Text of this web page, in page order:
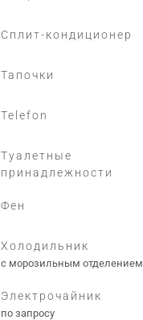
Сплит-кондиционер
Тапочки
Telefon
Туалетные
принадлежности
Фен
Холодильник
с морозильным отделением
Электрочайник
по запросу